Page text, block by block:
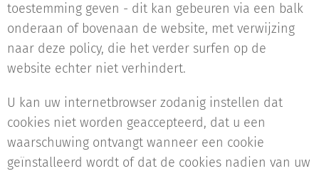
toestemming geven - dit kan gebeuren via een balk
onderaan of bovenaan de website, met verwijzing
naar deze policy, die het verder surfen op de
website echter niet verhindert.
U kan uw internetbrowser zodanig instellen dat
cookies niet worden geaccepteerd, dat u een
waarschuwing ontvangt wanneer een cookie
geïnstalleerd wordt of dat de cookies nadien van uw